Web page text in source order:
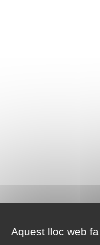
Aquest lloc web